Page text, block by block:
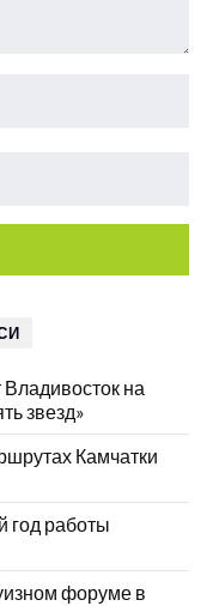
на
звезд»
Камчатки
год работы
форуме в